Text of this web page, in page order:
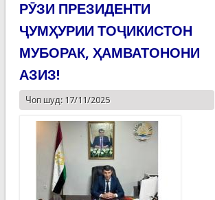
РӮЗИ ПРЕЗИДЕНТИ
ҶУМҲУРИИ ТОҶИКИСТОН
МУБОРАК, ҲАМВАТОНОНИ
АЗИЗ!
Чоп шуд: 17/11/2025